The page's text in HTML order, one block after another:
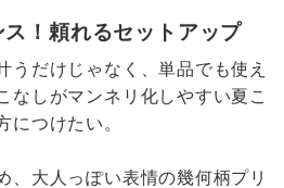
！頼れるセットアップ
うだけじゃなく、単品でも使え
なしがマンネリ化しやすい夏こ
につけたい。
、大人っぽい表情の幾何柄プリ